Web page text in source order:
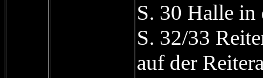
S. 30 Halle in
S. 32/33
auf der